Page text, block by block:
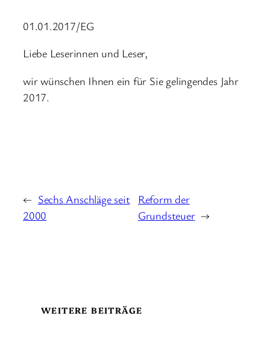
01.01.2017/EG
Liebe Leserinnen und Leser,
wir wünschen Ihnen ein für Sie gelingendes Jahr
2017.
← Sechs Anschläge seit
2000
Reform der
Grundsteuer →
WEITERE BEITRÄGE